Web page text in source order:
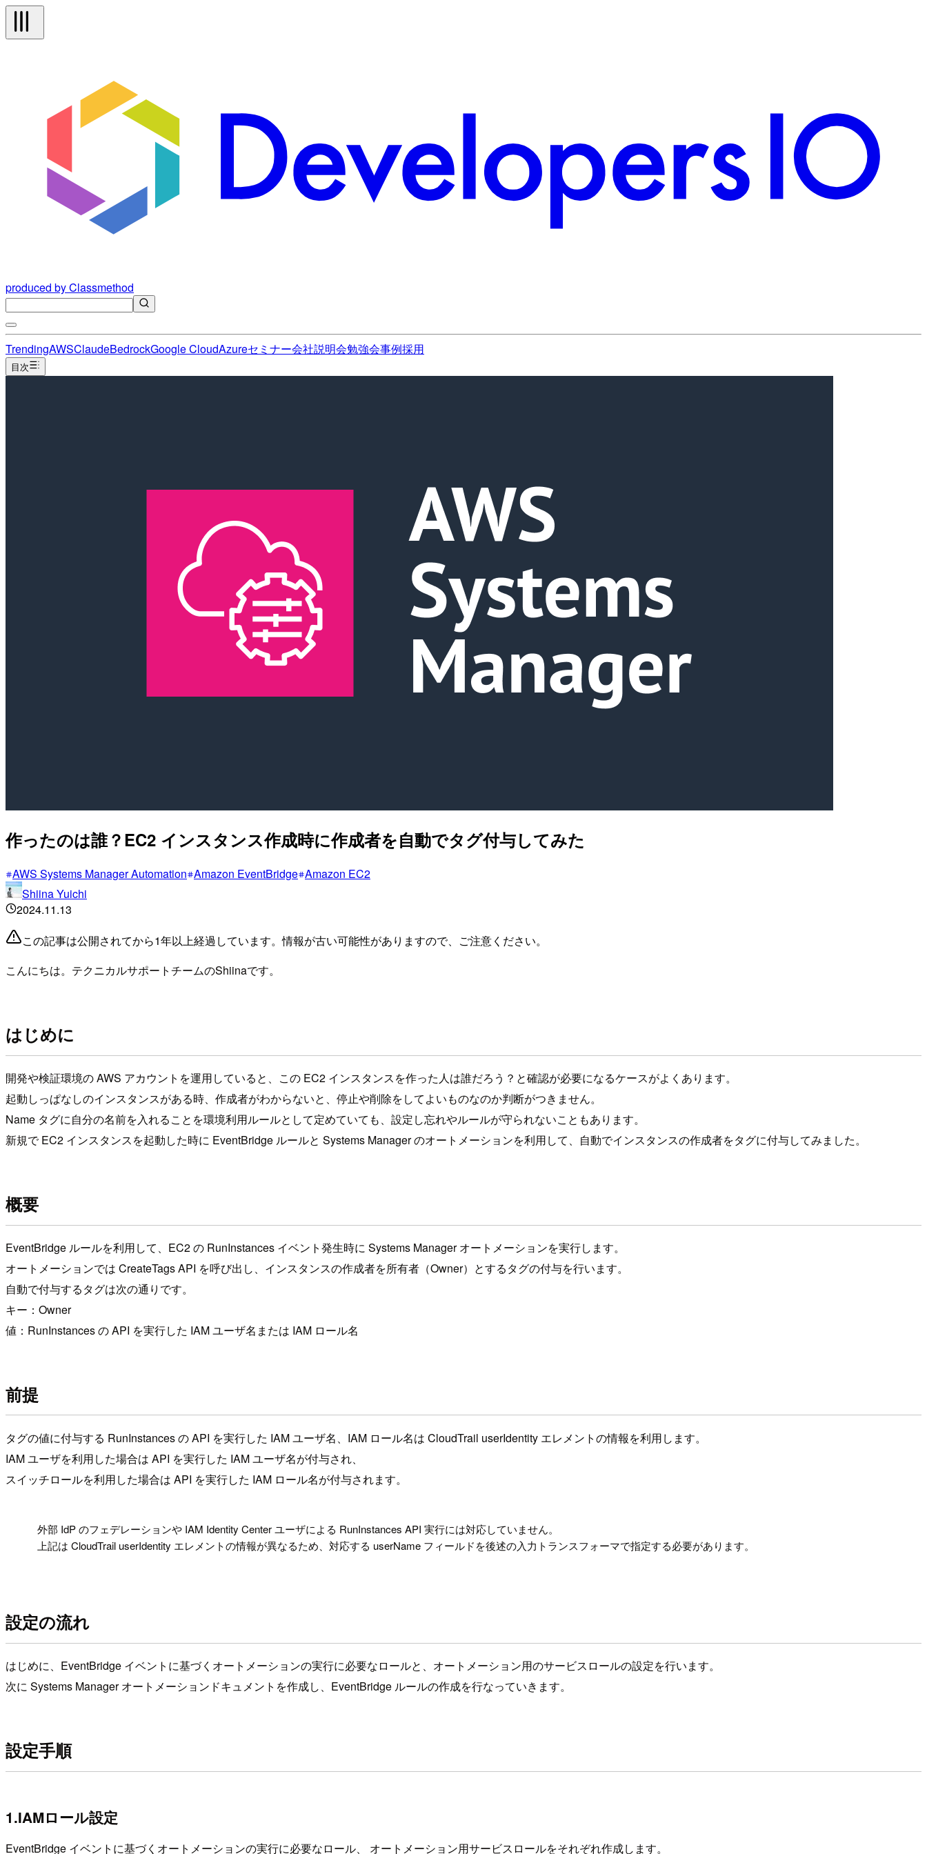
produced by Classmethod
TrendingAWSClaudeBedrockGoogle CloudAzureセミナー会社説明会勉強会事例採用
目次
作ったのは誰？EC2 インスタンス作成時に作成者を自動でタグ付与してみた
AWS Systems Manager Automation Amazon EventBridge Amazon EC2
Shiina Yuichi
2024.11.13
この記事は公開されてから1年以上経過しています。情報が古い可能性がありますので、ご注意ください。
こんにちは。テクニカルサポートチームのShiinaです。
はじめに
開発や検証環境の AWS アカウントを運用していると、この EC2 インスタンスを作った人は誰だろう？と確認が必要になるケースがよくあります。
起動しっぱなしのインスタンスがある時、作成者がわからないと、停止や削除をしてよいものなのか判断がつきません。
Name タグに自分の名前を入れることを環境利用ルールとして定めていても、設定し忘れやルールが守られないこともあります。
新規で EC2 インスタンスを起動した時に EventBridge ルールと Systems Manager のオートメーションを利用して、自動でインスタンスの作成者をタグに付与してみました。
概要
EventBridge ルールを利用して、EC2 の RunInstances イベント発生時に Systems Manager オートメーションを実行します。
オートメーションでは CreateTags API を呼び出し、インスタンスの作成者を所有者（Owner）とするタグの付与を行います。
自動で付与するタグは次の通りです。
キー：Owner
値：RunInstances の API を実行した IAM ユーザ名または IAM ロール名
前提
タグの値に付与する RunInstances の API を実行した IAM ユーザ名、IAM ロール名は CloudTrail userIdentity エレメントの情報を利用します。
IAM ユーザを利用した場合は API を実行した IAM ユーザ名が付与され、
スイッチロールを利用した場合は API を実行した IAM ロール名が付与されます。
外部 IdP のフェデレーションや IAM Identity Center ユーザによる RunInstances API 実行には対応していません。
上記は CloudTrail userIdentity エレメントの情報が異なるため、対応する userName フィールドを後述の入力トランスフォーマで指定する必要があります。
設定の流れ
はじめに、EventBridge イベントに基づくオートメーションの実行に必要なロールと、オートメーション用のサービスロールの設定を行います。
次に Systems Manager オートメーションドキュメントを作成し、EventBridge ルールの作成を行なっていきます。
設定手順
1.IAMロール設定
EventBridge イベントに基づくオートメーションの実行に必要なロール、 オートメーション用サービスロールをそれぞれ作成します。